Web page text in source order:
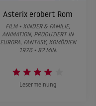
Asterix erobert Rom
FILM • KINDER & FAMILIE,
ANIMATION, PRODUZIERT IN
EUROPA, FANTASY, KOMÖDIEN
1976 • 82 MIN.
Lesermeinung